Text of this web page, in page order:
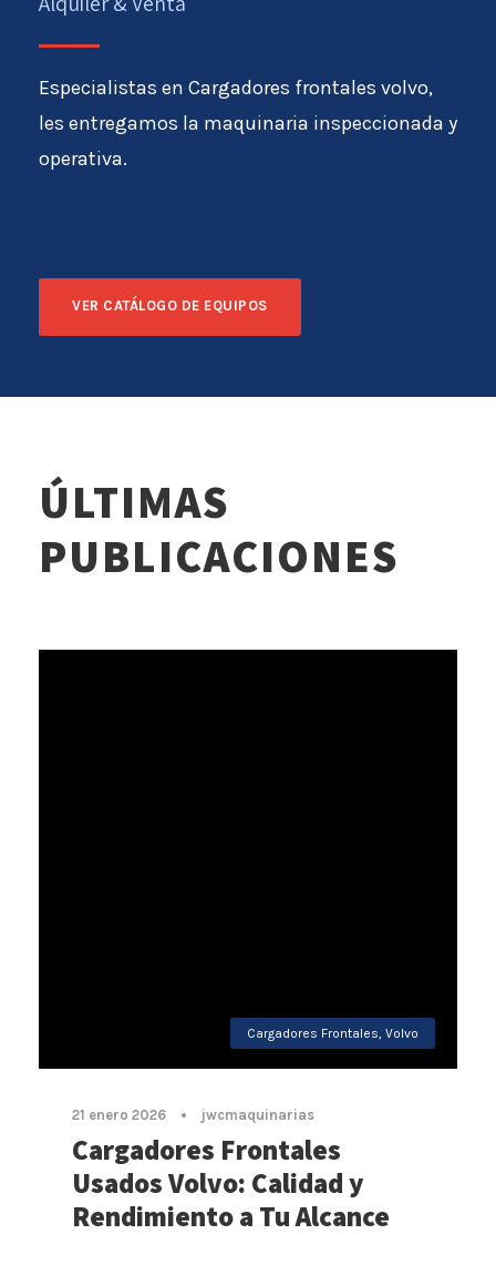
Especialistas en Cargadores frontales volvo,
les entregamos la maquinaria inspeccionada y
operativa.
VER CATÁLOGO DE EQUIPOS
ÚLTIMAS
PUBLICACIONES
Cargadores Frontales, Volvo
21 enero 2026 • jwcmaquinarias
Cargadores Frontales
Usados Volvo: Calidad y
Rendimiento a Tu Alcance